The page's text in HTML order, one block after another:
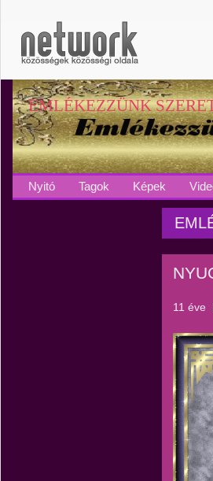
EMLÉKEZZÜNK
Nyitó Tagok Képek
11 éve